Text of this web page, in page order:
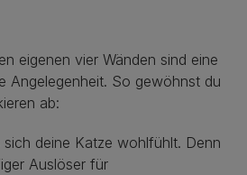
eigenen vier Wänden sind eine
Angelegenheit. So gewöhnst du
ab:
deine Katze wohlfühlt. Denn
Auslöser für